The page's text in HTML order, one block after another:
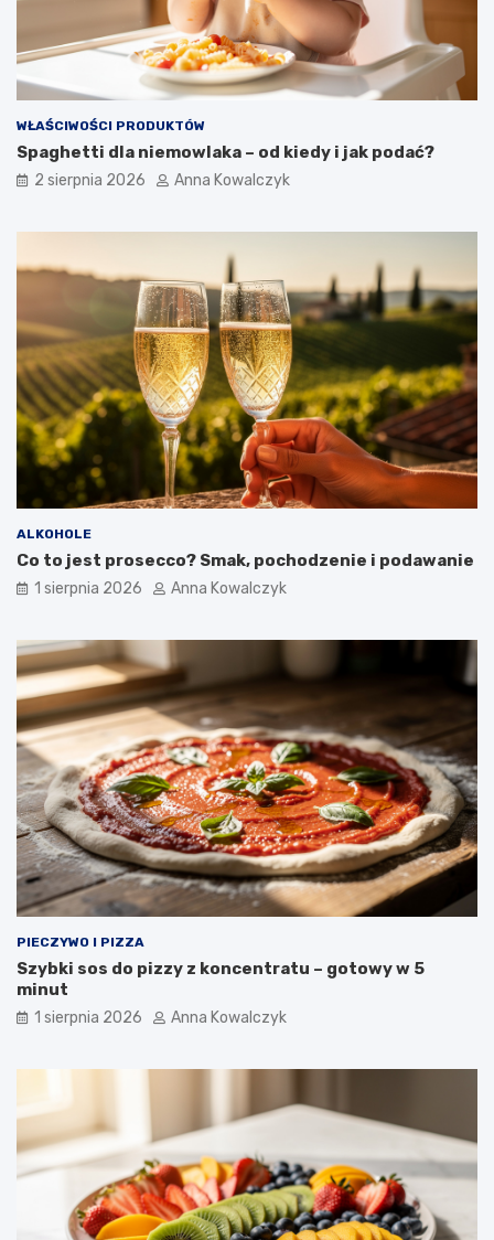
WŁAŚCIWOŚCI PRODUKTÓW
Spaghetti dla niemowlaka – od kiedy i jak podać?
2 sierpnia 2026 Anna Kowalczyk
ALKOHOLE
Co to jest prosecco? Smak, pochodzenie i podawanie
1 sierpnia 2026 Anna Kowalczyk
PIECZYWO I PIZZA
Szybki sos do pizzy z koncentratu – gotowy w 5
minut
1 sierpnia 2026 Anna Kowalczyk